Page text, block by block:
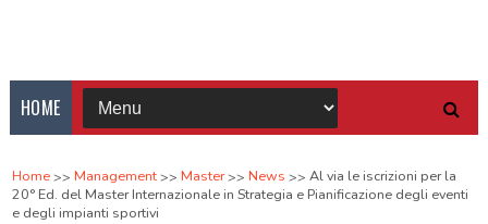
HOME
Home Management Master News
Al via le iscrizioni per la
20° Ed. del Master Internazionale in Strategia e Pianificazione degli eventi
e degli impianti sportivi